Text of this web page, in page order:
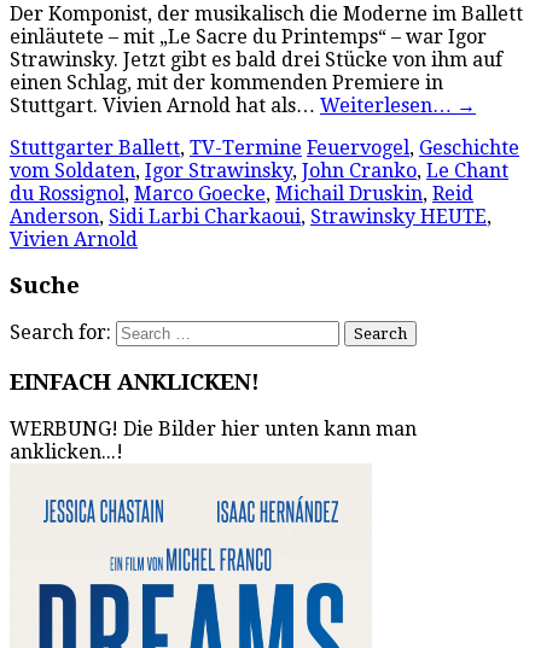
Der Komponist, der musikalisch die Moderne im Ballett
einläutete – mit „Le Sacre du Printemps“ – war Igor
Strawinsky. Jetzt gibt es bald drei Stücke von ihm auf
einen Schlag, mit der kommenden Premiere in
Stuttgart. Vivien Arnold hat als… Weiterlesen… →
Stuttgarter Ballett, TV-Termine Feuervogel, Geschichte
vom Soldaten, Igor Strawinsky, John Cranko, Le Chant
du Rossignol, Marco Goecke, Michail Druskin, Reid
Anderson, Sidi Larbi Charkaoui, Strawinsky HEUTE,
Vivien Arnold
Suche
Search for:
EINFACH ANKLICKEN!
WERBUNG! Die Bilder hier unten kann man
anklicken...!